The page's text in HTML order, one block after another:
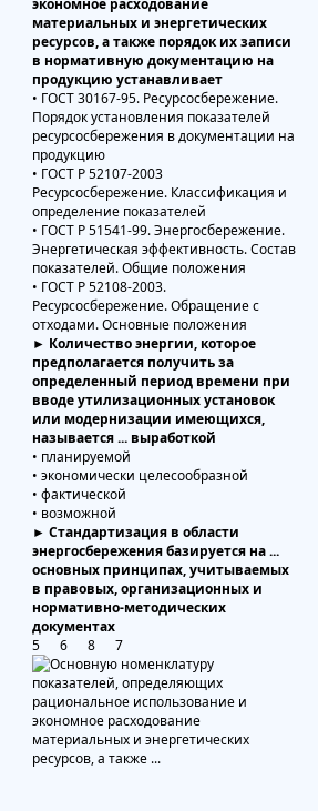
экономное расходование
материальных и энергетических
ресурсов, а также порядок их записи
в нормативную документацию на
продукцию устанавливает
• ГОСТ 30167-95. Ресурсосбережение.
Порядок установления показателей
ресурсосбережения в документации на
продукцию
• ГОСТ Р 52107-2003
Ресурсосбережение. Классификация и
определение показателей
• ГОСТ Р 51541-99. Энергосбережение.
Энергетическая эффективность. Состав
показателей. Общие положения
• ГОСТ Р 52108-2003.
Ресурсосбережение. Обращение с
отходами. Основные положения
► Количество энергии, которое
предполагается получить за
определенный период времени при
вводе утилизационных установок
или модернизации имеющихся,
называется ... выработкой
• планируемой
• экономически целесообразной
• фактической
• возможной
► Стандартизация в области
энергосбережения базируется на ...
основных принципах, учитываемых
в правовых, организационных и
нормативно-методических
документах
5 6 8 7